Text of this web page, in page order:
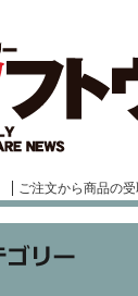
ご注文から商品の